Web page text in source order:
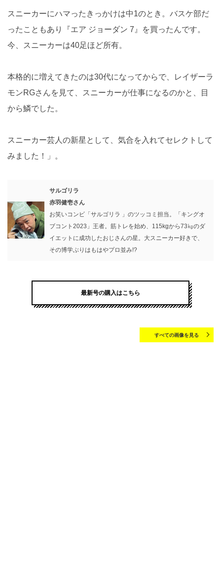
スニーカーにハマったきっかけは中1のとき。バスケ部だ
ったこともあり『エア ジョーダン 7』を買ったんです。
今、スニーカーは40足ほど所有。
本格的に増えてきたのは30代になってからで、レイザーラ
モンRGさんを見て、スニーカーが仕事になるのかと、目
から鱗でした。
スニーカー芸人の新星として、気合を入れてセレクトして
みました！」。
サルゴリラ
赤羽健壱さん
お笑いコンビ「サルゴリラ 」のツッコミ担当。「キングオ
ブコント2023」王者。筋トレを始め、115kgから73㎏のダ
イエットに成功したおじさんの星。大スニーカー好きで、
その博学ぶりはもはやプロ並み!?
最新号の購入はこちら
すべての画像を見る